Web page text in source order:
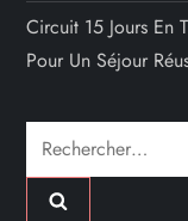
Circuit 15 Jours En
Pour Un Séjour
Rechercher :